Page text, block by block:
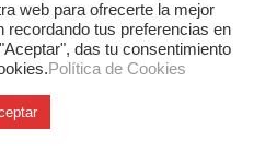
web para ofrecerte la mejor
recordando tus preferencias en
das tu consentimiento
Política de Cookies